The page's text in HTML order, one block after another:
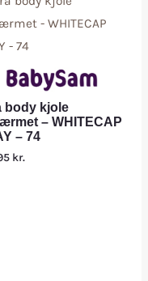
body kjole
– WHITECAP
– 74
kr.